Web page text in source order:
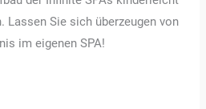
Lassen Sie sich überzeugen von
im eigenen SPA!